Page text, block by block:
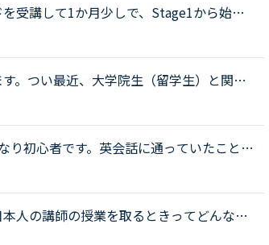
受講して1か月少しで、Stage1から始め
きず、英語脳の獲得と英語への反射力を
。つい最近、大学院生（留学生）と関わ
、難しい単語は出てこないようですが、
初心者です。英会話に通っていたことも
、3歳の息子との会話や、マザーグース、
人の講師の授業を取るときってどんな内
語で授業をしてもらってますか？それと